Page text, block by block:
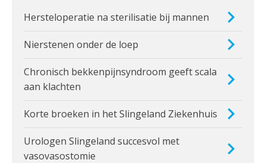
Hersteloperatie na sterilisatie bij mannen
Nierstenen onder de loep
Chronisch bekkenpijnsyndroom geeft scala
aan klachten
Korte broeken in het Slingeland Ziekenhuis
Urologen Slingeland succesvol met
vasovasostomie